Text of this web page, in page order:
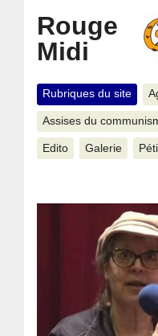
Rouge
Midi
Rubriques du site
Assises du
Edito Galerie